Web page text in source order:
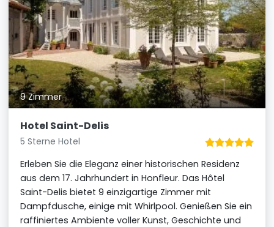
9 Zimmer
Hotel Saint-Delis
5 Sterne Hotel
Erleben Sie die Eleganz einer historischen Residenz
aus dem 17. Jahrhundert in Honfleur. Das Hôtel
Saint-Delis bietet 9 einzigartige Zimmer mit
Dampfdusche, einige mit Whirlpool. Genießen Sie ein
raffiniertes Ambiente voller Kunst, Geschichte und